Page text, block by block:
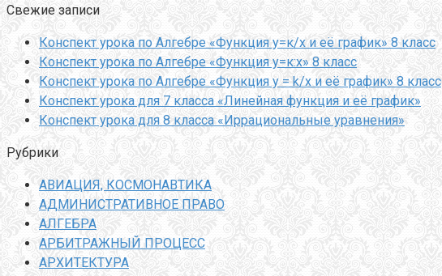
Свежие записи
Конспект урока по Алгебре «Функция у=к/х и её график» 8 класс
Конспект урока по Алгебре «Функция у=к:х» 8 класс
Конспект урока по Алгебре «Функция y = k/x и её график» 8 класс
Конспект урока для 7 класса «Линейная функция и её график»
Конспект урока для 8 класса «Иррациональные уравнения»
Рубрики
АВИАЦИЯ, КОСМОНАВТИКА
АДМИНИСТРАТИВНОЕ ПРАВО
АЛГЕБРА
АРБИТРАЖНЫЙ ПРОЦЕСС
АРХИТЕКТУРА